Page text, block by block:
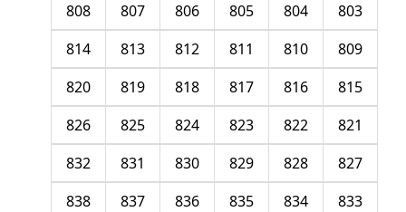
803
804
805
806
807
808
809
810
811
812
813
814
815
816
817
818
819
820
821
822
823
824
825
826
827
828
829
830
831
832
833
834
835
836
837
838